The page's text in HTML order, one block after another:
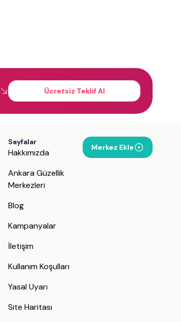
Ücretsiz Teklif Al
Sayfalar
Hakkımızda
Ankara Güzellik
Merkezleri
Blog
Kampanyalar
İletişim
Kullanım Koşulları
Yasal Uyarı
Site Haritası
Merkez Ekle